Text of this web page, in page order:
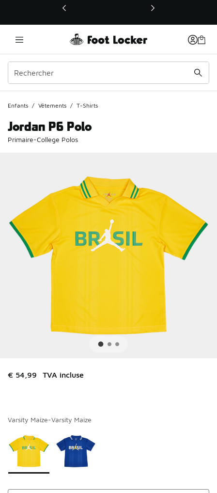
Ce lien ouvrira une nouvelle fenêtre
Enfants / Vêtements / T-Shirts
Jordan P6 Polo
Primaire-College Polos
€ 54,99 TVA incluse
Varsity Maize-Varsity Maize
Page 1 sur 1 affichant 1 à 2 des 2 couleurs.
Merci de sélectionner un style